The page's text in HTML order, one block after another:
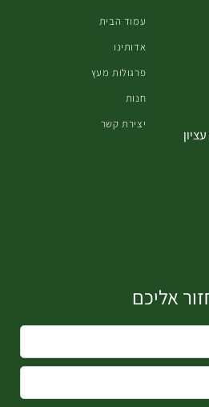
עמוד הבית
אדותינו
פרגולות מעץ
חנות
יצירת קשר
אליכם